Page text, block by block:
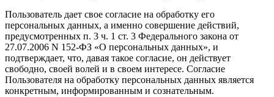
Пользователь дает свое согласие на обработку его
персональных данных, а именно совершение действий,
предусмотренных п. 3 ч. 1 ст. 3 Федерального закона от
27.07.2006 N 152-ФЗ «О персональных данных», и
подтверждает, что, давая такое согласие, он действует
свободно, своей волей и в своем интересе. Согласие
Пользователя на обработку персональных данных является
конкретным, информированным и сознательным.